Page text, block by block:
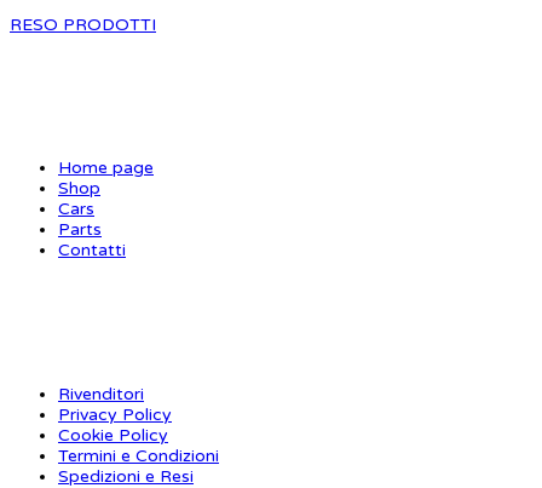
RESO PRODOTTI
Home page
Shop
Cars
Parts
Contatti
Rivenditori
Privacy Policy
Cookie Policy
Termini e Condizioni
Spedizioni e Resi